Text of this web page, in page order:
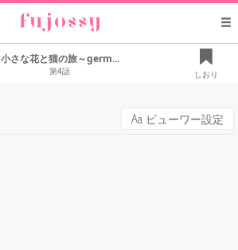
小さな花と猫の旅～germ...
第4話 しおり
ビューワー設定